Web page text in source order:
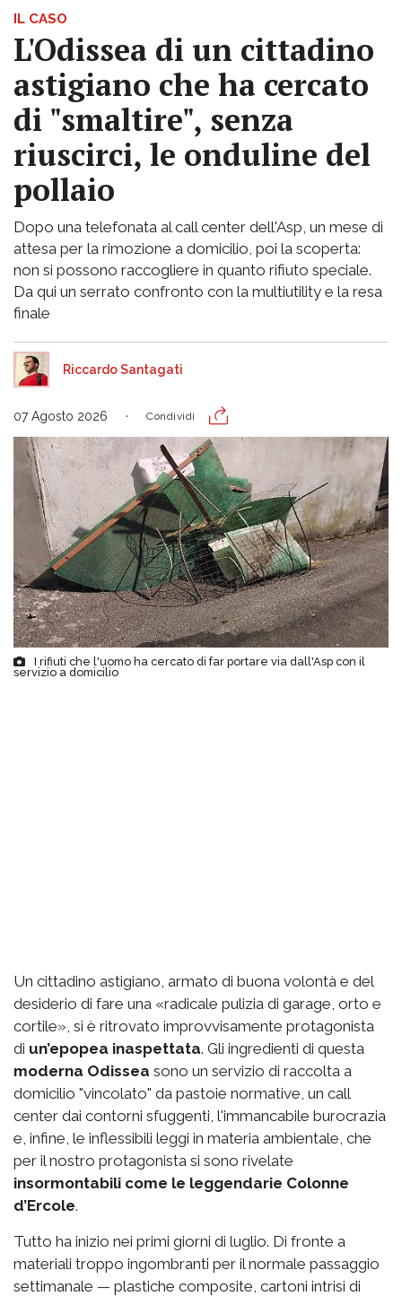
IL CASO
L'Odissea di un cittadino
astigiano che ha cercato
di "smaltire", senza
riuscirci, le onduline del
pollaio
Dopo una telefonata al call center dell'Asp, un mese di
attesa per la rimozione a domicilio, poi la scoperta:
non si possono raccogliere in quanto rifiuto speciale.
Da qui un serrato confronto con la multiutility e la resa
finale
Riccardo Santagati
07 Agosto 2026 Condividi
I rifiuti che l'uomo ha cercato di far portare via dall'Asp con il
servizio a domicilio
Un cittadino astigiano, armato di buona volontà e del
desiderio di fare una «radicale pulizia di garage, orto e
cortile», si è ritrovato improvvisamente protagonista
di un’epopea inaspettata. Gli ingredienti di questa
moderna Odissea sono un servizio di raccolta a
domicilio "vincolato" da pastoie normative, un call
center dai contorni sfuggenti, l'immancabile burocrazia
e, infine, le inflessibili leggi in materia ambientale, che
per il nostro protagonista si sono rivelate
insormontabili come le leggendarie Colonne
d’Ercole.
Tutto ha inizio nei primi giorni di luglio. Di fronte a
materiali troppo ingombranti per il normale passaggio
settimanale — plastiche composite, cartoni intrisi di